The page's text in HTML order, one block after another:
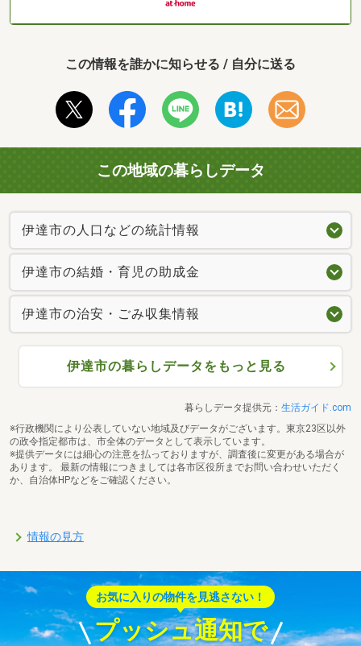
この情報を誰かに知らせる / 自分に送る
この地域の暮らしデータ
伊達市の人口などの統計情報
伊達市の結婚・育児の助成金
伊達市の治安・ごみ収集情報
伊達市の暮らしデータをもっと見る
暮らしデータ提供元： 生活ガイド.com
※行政機関により公表していない地域及びデータがございます。東京23区以外
の政令指定都市は、市全体のデータとして表示しています。
※提供データには細心の注意を払っておりますが、調査後に変更がある場合が
あります。 最新の情報につきましては各市区役所までお問い合わせいただく
か、自治体HPなどをご確認ください。
情報の見方
お気に入りの物件を見逃さない！
プッシュ通知で